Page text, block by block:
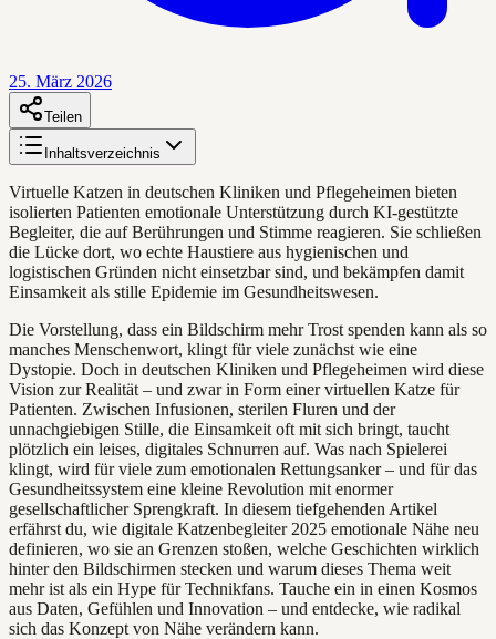
25. März 2026
Teilen
Inhaltsverzeichnis
Virtuelle Katzen in deutschen Kliniken und Pflegeheimen bieten
isolierten Patienten emotionale Unterstützung durch KI-gestützte
Begleiter, die auf Berührungen und Stimme reagieren. Sie schließen
die Lücke dort, wo echte Haustiere aus hygienischen und
logistischen Gründen nicht einsetzbar sind, und bekämpfen damit
Einsamkeit als stille Epidemie im Gesundheitswesen.
Die Vorstellung, dass ein Bildschirm mehr Trost spenden kann als so
manches Menschenwort, klingt für viele zunächst wie eine
Dystopie. Doch in deutschen Kliniken und Pflegeheimen wird diese
Vision zur Realität – und zwar in Form einer virtuellen Katze für
Patienten. Zwischen Infusionen, sterilen Fluren und der
unnachgiebigen Stille, die Einsamkeit oft mit sich bringt, taucht
plötzlich ein leises, digitales Schnurren auf. Was nach Spielerei
klingt, wird für viele zum emotionalen Rettungsanker – und für das
Gesundheitssystem eine kleine Revolution mit enormer
gesellschaftlicher Sprengkraft. In diesem tiefgehenden Artikel
erfährst du, wie digitale Katzenbegleiter 2025 emotionale Nähe neu
definieren, wo sie an Grenzen stoßen, welche Geschichten wirklich
hinter den Bildschirmen stecken und warum dieses Thema weit
mehr ist als ein Hype für Technikfans. Tauche ein in einen Kosmos
aus Daten, Gefühlen und Innovation – und entdecke, wie radikal
sich das Konzept von Nähe verändern kann.